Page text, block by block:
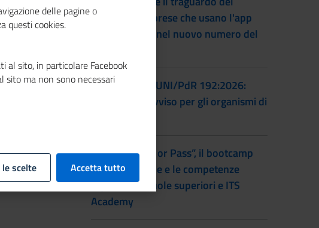
numero di imprese che usano l'app
Impresa Italia nel nuovo numero del
Certificazione UNI/PdR 192:2026:
pubblicato l'avviso per gli organismi di
Torna “Smash or Pass”, il bootcamp
sull’educazione e le competenze
digitali per scuole superiori e ITS
Academy
delle pagine o
questi cookies.
al sito, in particolare Facebook
sito ma non sono necessari
scelte Accetta tutto